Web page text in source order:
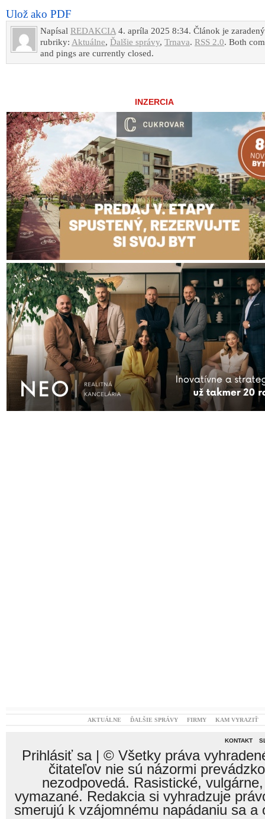
Ulož ako PDF
Napísal REDAKCIA 4. apríla 2025 8:34. Článok je
rubriky: Aktuálne, Ďalšie správy, Trnava. RSS 2.0. Both
and pings are currently closed.
INZERCIA
AKTUÁLNE ĎALŠIE SPRÁVY FIRMY KAM VYRAZIŤ
KONTAKT
Prihlásiť sa| © Všetky práva
čitateľov nie sú názormi
nezodpovedá. Rasistické,
vymazané. Redakcia si vyhradzuje
smerujú k vzájomnému napádaniu sa